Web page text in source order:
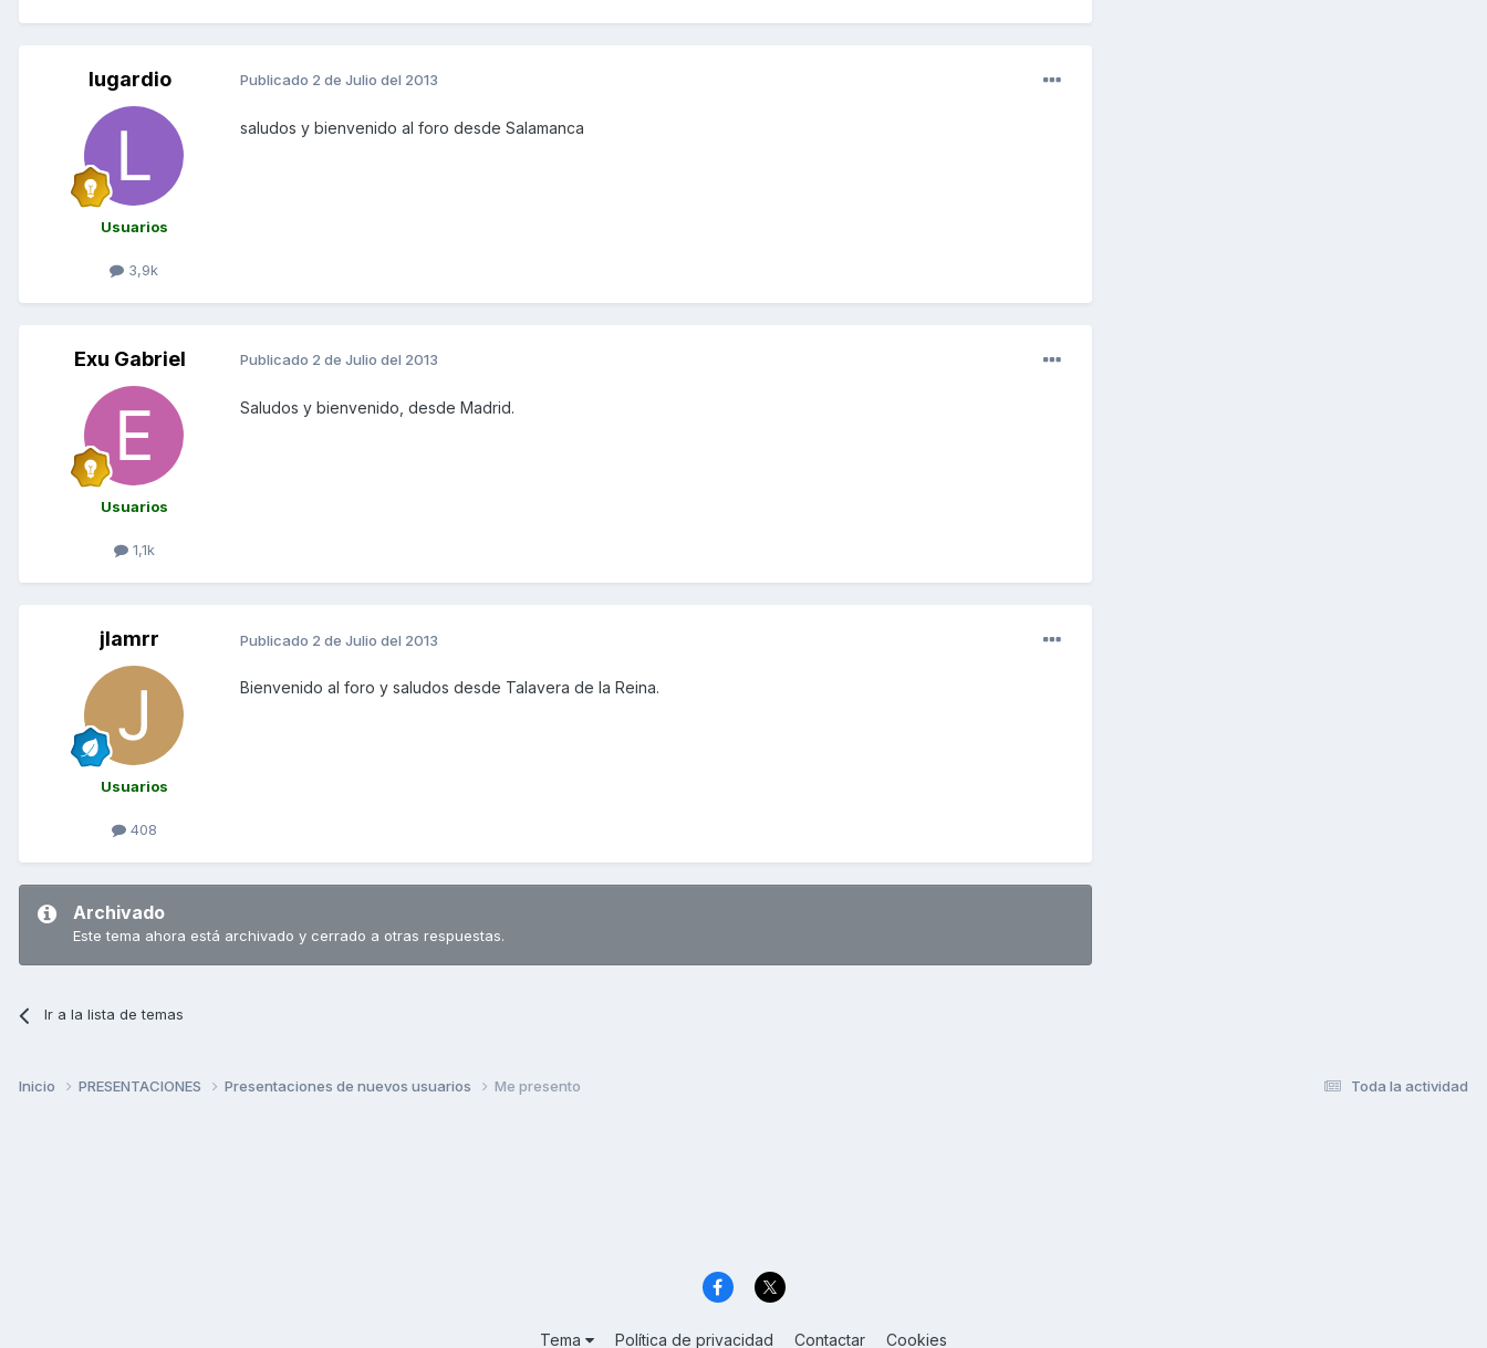
lugardio
Usuarios
3,9k
Publicado 2 de Julio del 2013
saludos y bienvenido al foro desde Salamanca
Exu Gabriel
Usuarios
1,1k
Publicado 2 de Julio del 2013
Saludos y bienvenido, desde Madrid.
jlamrr
Usuarios
408
Publicado 2 de Julio del 2013
Bienvenido al foro y saludos desde Talavera de la Reina.
Archivado
Este tema ahora está archivado y cerrado a otras respuestas.
Ir a la lista de temas
Toda la actividad
Inicio PRESENTACIONES Presentaciones de nuevos usuarios Me presento
Tema Política de privacidad Contactar Cookies